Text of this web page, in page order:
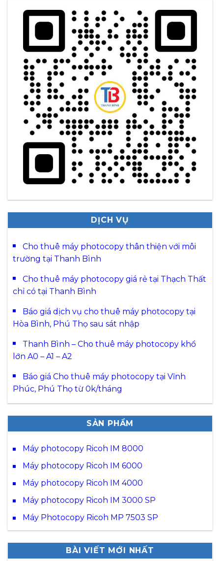
DỊCH VỤ
Cho thuê máy photocopy thân thiện với môi
trường tại Thanh Bình
Cho thuê máy photocopy giá rẻ tại Thạch Thất
chỉ có tại Thanh Bình
Báo giá dịch vụ cho thuê máy photocopy tại
Hòa Bình, Phú Thọ sau sát nhập
Thanh Bình – Cho thuê máy photocopy khổ
lớn A0 – A1 – A2
Báo giá Cho thuê máy photocopy tại Vĩnh
Phúc, Phú Thọ từ 0k/tháng
SẢN PHẨM
Máy photocopy Ricoh IM 8000
Máy photocopy Ricoh IM 6000
Máy photocopy Ricoh IM 4000
Máy photocopy Ricoh IM 3000 SP
Máy Photocopy Ricoh MP 7503 SP
BÀI VIẾT MỚI NHẤT